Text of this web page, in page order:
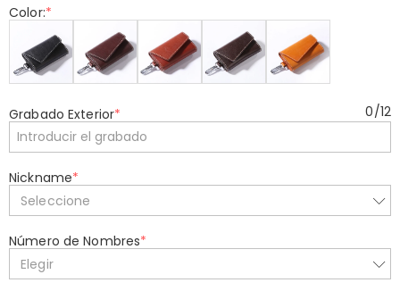
Color:*
Grabado Exterior* 0/12
Nickname*
Seleccione
Número de Nombres*
Elegir